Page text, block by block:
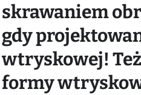
skrawaniem
gdy
wtryskowej!
formy